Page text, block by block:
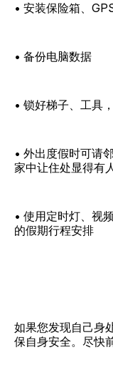
• 安装保险箱、
• 备份电脑数据
• 锁好梯子、工具
• 外出度假时可请
家中让住处显得有
• 使用定时灯、视
的假期行程安排
如果您发现自己身
保自身安全。尽快